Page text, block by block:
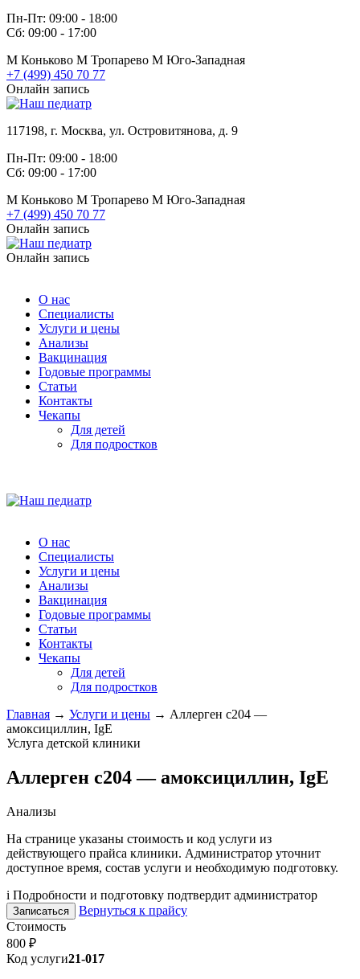
Пн-Пт: 09:00 - 18:00
Сб: 09:00 - 17:00
М Коньково М Тропарево М Юго-Западная
+7 (499) 450 70 77
Онлайн запись
117198, г. Москва, ул. Островитянова, д. 9
Пн-Пт: 09:00 - 18:00
Сб: 09:00 - 17:00
М Коньково М Тропарево М Юго-Западная
+7 (499) 450 70 77
Онлайн запись
Онлайн запись
О нас
Специалисты
Услуги и цены
Анализы
Вакцинация
Годовые программы
Статьи
Контакты
Чекапы
Для детей
Для подростков
О нас
Специалисты
Услуги и цены
Анализы
Вакцинация
Годовые программы
Статьи
Контакты
Чекапы
Для детей
Для подростков
Главная → Услуги и цены → Аллерген c204 —
амоксициллин, IgE
Услуга детской клиники
Аллерген c204 — амоксициллин, IgE
Анализы
На странице указаны стоимость и код услуги из
действующего прайса клиники. Администратор уточнит
доступное время, состав услуги и необходимую подготовку.
i Подробности и подготовку подтвердит администратор
Записаться
Вернуться к прайсу
Стоимость
800 ₽
Код услуги21-017